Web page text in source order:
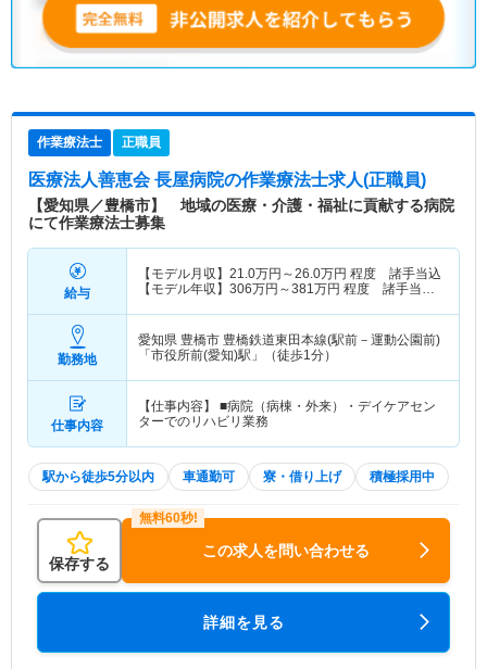
作業療法士 正職員
医療法人善恵会 長屋病院の作業療法士求人(正職員)
【愛知県／豊橋市】 地域の医療・介護・福祉に貢献する病院
にて作業療法士募集
給与
【モデル月収】 21.0万円～26.0万円 程度 諸手当込
【モデル年収】 306万円～381万円 程度 諸手当・
勤務地
愛知県 豊橋市 豊橋鉄道東田本線(駅前－運動公園前)
「市役所前(愛知)駅」（徒歩1分）
仕事内容
【仕事内容】 ■病院（病棟・外来）・デイケアセン
ターでのリハビリ業務
駅から徒歩5分以内 車通勤可 寮・借り上げ 積極採用中
保存する
この求人を問い合わせる
詳細を見る